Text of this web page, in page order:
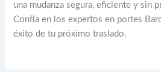
una mudanza segura, eficiente y sin
Confía en los expertos en portes
éxito de tu próximo traslado.